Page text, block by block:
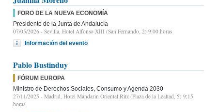
FORO DE LA NUEVA ECONOMÍA
Presidente de la Junta de Andalucía
07/05/2026 - Sevilla, Hotel Alfonso XIII (San Fernando, 2) 9:00 horas
Información del evento
Pablo Bustinduy
FÓRUM EUROPA
Ministro de Derechos Sociales, Consumo y Agenda 2030
27/11/2025 - Madrid, Hotel Mandarin Oriental Ritz (Plaza de la Lealtad, 5) 9:15
horas